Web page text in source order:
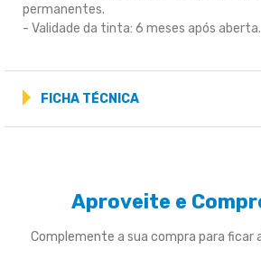
permanentes.
- Validade da tinta: 6 meses após aberta.
FICHA TÉCNICA
Aproveite e
Complemente a sua compra para ficar